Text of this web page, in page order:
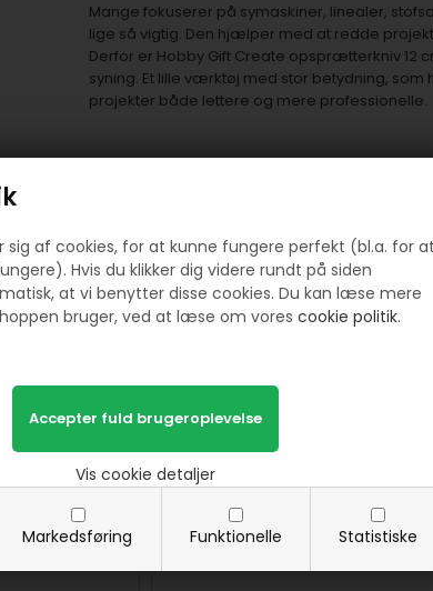
sig af cookies, for at kunne fungere perfekt (bl.a. for at
Hvis du klikker dig videre rundt på siden
at vi benytter disse cookies. Du kan læse mere
bruger, ved at læse om vores cookie politik.
Markedsføring Funktionelle Statistiske
Vis cookie detaljer
Mange fokuserer på symaskiner, linealer,
lige så vigtig. Den hjælper med at redde
Derfor er Hobby Gift Create opsprætterkniv 12
syning. Et lille værktøj med stor betydning,
projekter både lettere og mere professionelle.
Prøv lige at se her:
14 cm - tysk
Soft-Touch sysaks fra Fiskars Lille